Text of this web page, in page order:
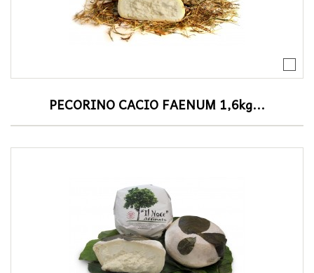
PECORINO CACIO FAENUM 1,6kg...